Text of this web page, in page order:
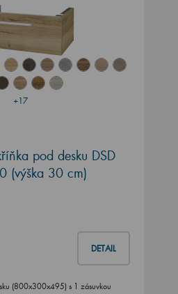
+17
pod desku DSD
(výška 30 cm)
DETAIL
(800x300x495) s 1 zásuvkou